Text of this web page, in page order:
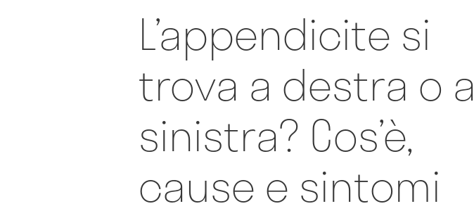
L’appendicite si
trova a destra o a
sinistra? Cos’è,
cause e sintomi